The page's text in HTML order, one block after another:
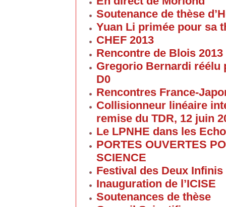
Soutenance de thèse
Yuan Li primée pour sa
CHEF 2013
Rencontre de Blois 2013
Gregorio Bernardi réélu
D0
Rencontres France-
Collisionneur linéaire
remise du TDR, 12 juin
Le LPNHE dans les
PORTES OUVERTES
SCIENCE
Festival des Deux Infinis
Inauguration de l’ICISE
Soutenances de thèse